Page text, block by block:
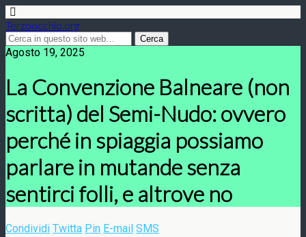
Terzoocchio.org
Agosto 19, 2025
La Convenzione Balneare (non
scritta) del Semi-Nudo: ovvero
perché in spiaggia possiamo
parlare in mutande senza
sentirci folli, e altrove no
Condividi Twitta Pin E-mail SMS